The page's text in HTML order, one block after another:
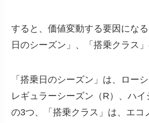
すると、価値変動する要因にな
日のシーズン」、「搭乗クラス」
「搭乗日のシーズン」は、ロー
レギュラーシーズン（R）、ハイ
の3つ、「搭乗クラス」は、エコ